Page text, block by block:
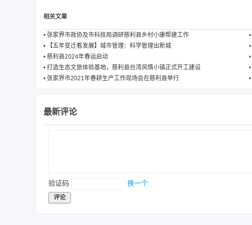
相关文章
• 张家界市政协及市科技局调研慈利县乡村小康帮建工作 •
•
【五年变迁看发展】城市管理：科学管理出新城 •
• 慈利县2024年春运启动 •
• 打造生态文旅体验基地，慈利县台湾风情小镇正式开工建设 •
• 张家界市2021年春耕生产工作现场会在慈利县举行 •
最新评论
验证码 换一个
评论